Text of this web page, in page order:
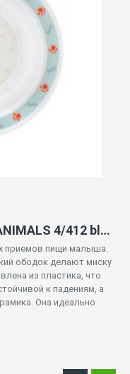
Миска пластиковая CUTE ANIMALS 4/412 blue PUPPY
приемов пищи малыша.
ободок делают миску
​​из пластика, что
к падениям, а
Она идеально